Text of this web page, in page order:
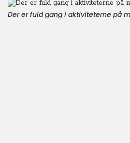
Der er fuld gang i aktiviteterne på